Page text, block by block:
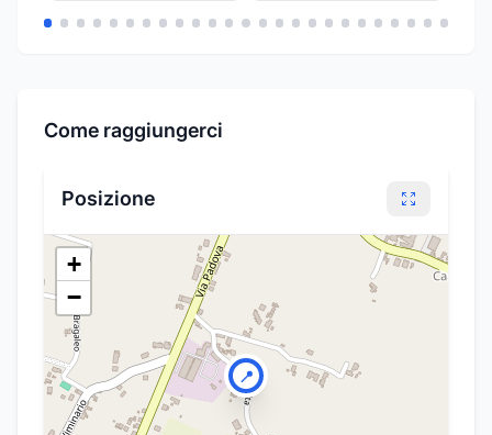
Come raggiungerci
Posizione
📍
+
−